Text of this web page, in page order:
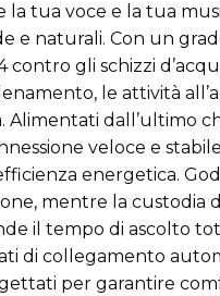
la tua voce e la tua
e naturali. Con un
contro gli schizzi
le attività
Alimentati dall’ultimo
veloce e
energetica.
mentre la custodia
il tempo di ascolto
di collegamento
per garantire